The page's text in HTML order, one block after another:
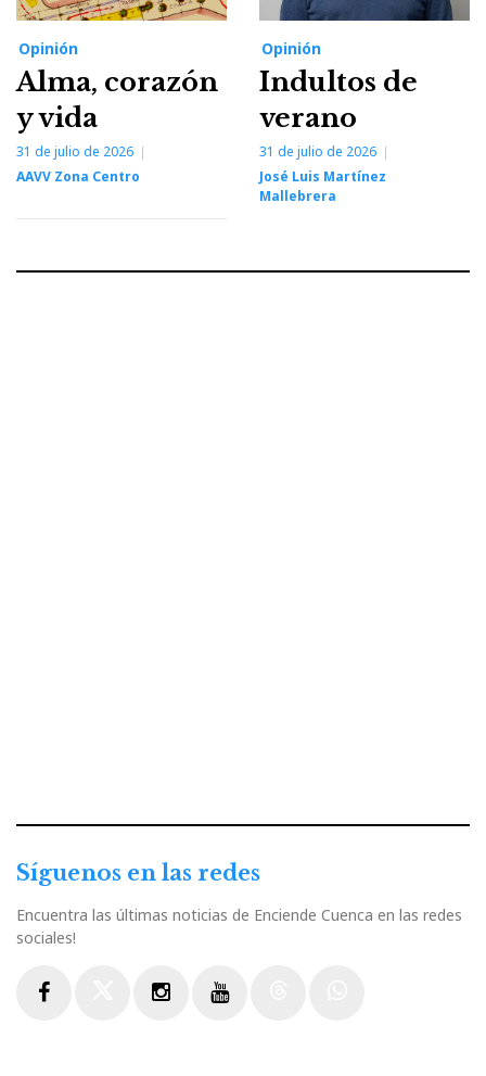
Opinión
Alma, corazón
y vida
31 de julio de 2026
AAVV Zona Centro
Opinión
Indultos de
verano
31 de julio de 2026
José Luis Martínez
Mallebrera
Síguenos en las redes
Encuentra las últimas noticias de Enciende Cuenca en las redes
sociales!